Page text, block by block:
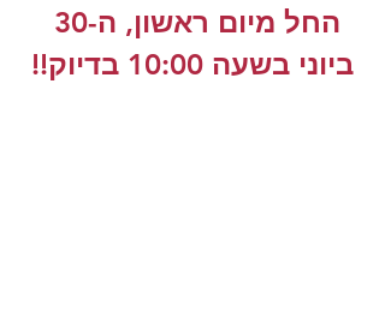
ביוני בשעה 10:00 בדיוק!!